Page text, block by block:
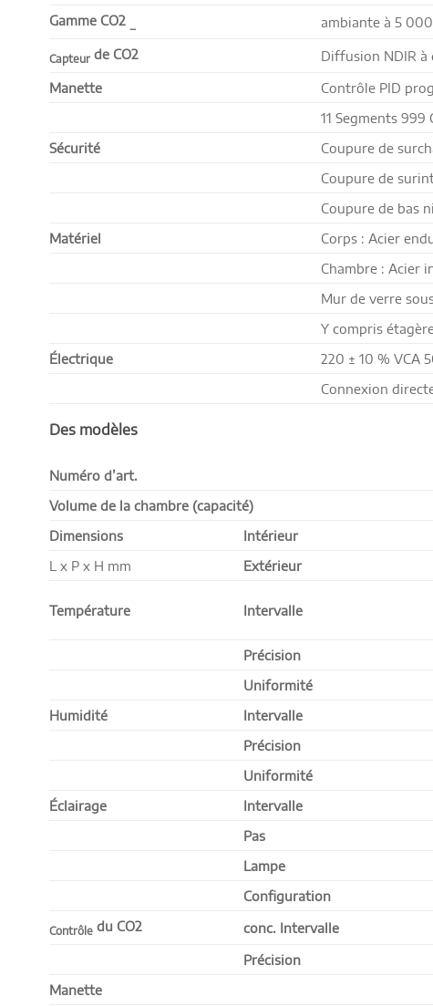
Gamme CO2 _ ambiante à 5
Capteurde CO2
Diffusion NDIR à
Manette
Contrôle PID
11 Segments
Sécurité
Coupure de
Coupure de
Coupure de bas
Matériel
Corps : Acier
Chambre : Acier
Mur de verre
Y compris
Électrique
220 ± 10 % VCA
Connexion
Des modèles
Numéro d’art.
Volume de la chambre (capacité)
Dimensions
Intérieur
L x P x H mm
Extérieur
Température Intervalle
Précision
Uniformité
Humidité
Intervalle
Précision
Uniformité
Éclairage
Intervalle
Pas
Lampe
Configuration
Contrôledu CO2 conc. Intervalle
Précision
Manette